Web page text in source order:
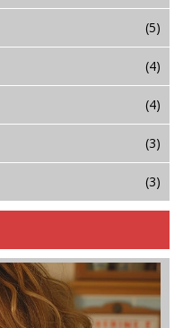
(5)
(4)
(4)
(3)
(3)